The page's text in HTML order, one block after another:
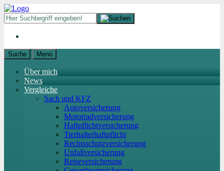
Suche Menü
Über mich
News
Vergleiche
Sach und KFZ
Autoversicherung
Motorradversicherung
Haftpflichtversicherung
Tierhalterhaftpflicht
Rechtsschutzversicherung
Unfallversicherung
Reiseversicherung